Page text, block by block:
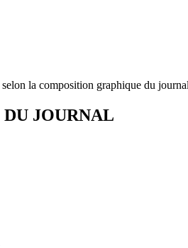
la composition graphique du journal
JOURNAL